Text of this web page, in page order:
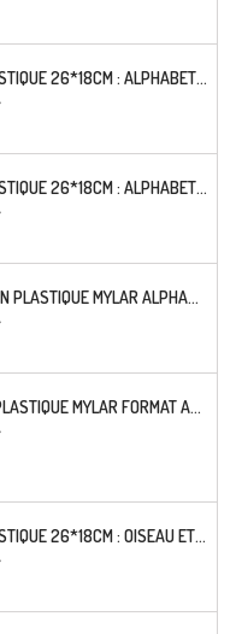
POCHOIR PLASTIQUE 26*18CM : ALPHABET (02)
POCHOIR PLASTIQUE 26*18CM : ALPHABET (01)
POCHOIR A4 EN PLASTIQUE MYLAR ALPHABET ARABE 25 MM
POCHOIR EN PLASTIQUE MYLAR FORMAT A4 (21*29.7CM) ALPHABET GERMANICA LETTRES MINUSCULES
POCHOIR PLASTIQUE 26*18CM : OISEAU ET FLEUR